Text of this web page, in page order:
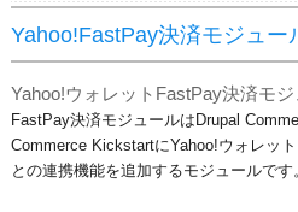
Yahoo!FastPay決済モジュー
Yahoo!ウォレットFastPay決済モ
FastPay決済モジュールはDrupal
Commerce KickstartにYahoo!ウォレッ
との連携機能を追加するモジュールです